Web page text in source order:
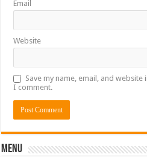
Email
Website
Save my name, email, and
I comment.
Menu